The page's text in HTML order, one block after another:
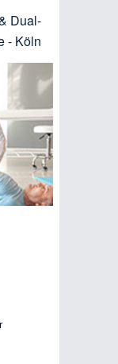
Dual-
- Köln